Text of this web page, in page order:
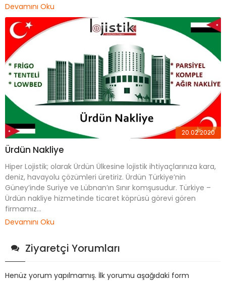
Devamını Oku
20.02.2020
Ürdün Nakliye
Hiper Lojistik; olarak Ürdün Ülkesine lojistik ihtiyaçlarınıza kara,
deniz, havayolu çözümleri üretiriz. Ürdün Türkiye’nin
Güney’inde Suriye ve Lübnan’ın Sınır komşusudur. Türkiye –
Ürdün nakliye hizmetinde ticaret köprüsü görevi gören
firmamız...
Devamını Oku
Ziyaretçi Yorumları
Henüz yorum yapılmamış. İlk yorumu aşağıdaki form